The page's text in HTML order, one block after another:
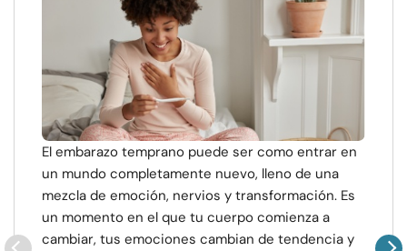
El embarazo temprano puede ser como entrar en
un mundo completamente nuevo, lleno de una
mezcla de emoción, nervios y transformación. Es
un momento en el que tu cuerpo comienza a
cambiar, tus emociones cambian de tendencia y